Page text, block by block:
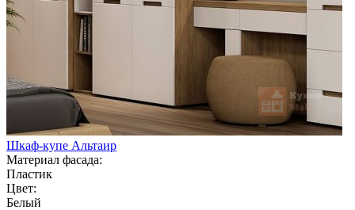
Шкаф-купе Альтаир
Материал фасада:
Пластик
Цвет:
Белый